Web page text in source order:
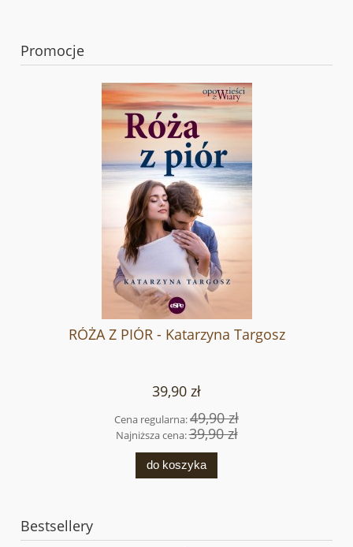
Promocje
RÓŻA Z PIÓR - Katarzyna Targosz
39,90 zł
Cena regularna:49,90 zł
Najniższa cena:39,90 zł
do koszyka
Bestsellery